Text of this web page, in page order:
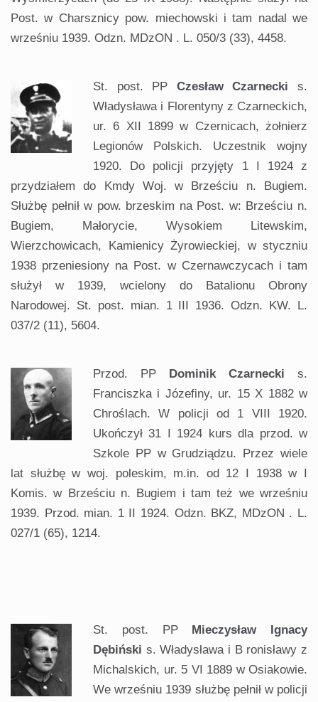
Post. w Charsznicy pow. miechowski i tam nadal we
wrześniu 1939. Odzn. MDzON . L. 050/3 (33), 4458.
St. post. PP Czesław Czarnecki s.
Władysława i Florentyny z Czarneckich,
ur. 6 XII 1899 w Czernicach, żołnierz
Legionów Polskich. Uczestnik wojny
1920. Do policji przyjęty 1 I 1924 z
przydziałem do Kmdy Woj. w Brześciu n. Bugiem.
Służbę pełnił w pow. brzeskim na Post. w: Brześciu n.
Bugiem, Małorycie, Wysokiem Litewskim,
Wierzchowicach, Kamienicy Żyrowieckiej, w styczniu
1938 przeniesiony na Post. w Czernawczycach i tam
służył w 1939, wcielony do Batalionu Obrony
Narodowej. St. post. mian. 1 III 1936. Odzn. KW. L.
037/2 (11), 5604.
Przod. PP Dominik Czarnecki s.
Franciszka i Józefiny, ur. 15 X 1882 w
Chroślach. W policji od 1 VIII 1920.
Ukończył 31 I 1924 kurs dla przod. w
Szkole PP w Grudziądzu. Przez wiele
lat służbę w woj. poleskim, m.in. od 12 I 1938 w I
Komis. w Brześciu n. Bugiem i tam też we wrześniu
1939. Przod. mian. 1 II 1924. Odzn. BKZ, MDzON . L.
027/1 (65), 1214.
St. post. PP
Mieczysław Ignacy
Dębiński s. Władysława i B ronisławy z
Michalskich, ur. 5 VI 1889 w Osiakowie.
We wrześniu 1939 służbę pełnił w policji